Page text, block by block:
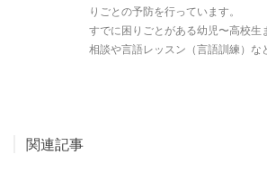
りごとの予防を行っています。
すでに困りごとがある幼児〜高校生
相談や言語レッスン（言語訓練）な
関連記事